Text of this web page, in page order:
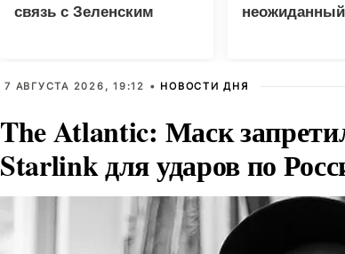
связь с Зеленским
неожиданный
7 АВГУСТА 2026, 19:12 • НОВОСТИ ДНЯ
The Atlantic: Маск
Starlink для ударов по